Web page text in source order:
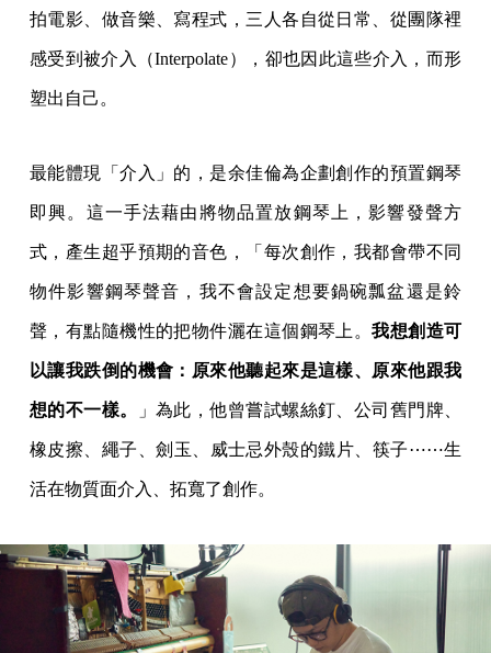
拍電影、做音樂、寫程式，三人各自從日常、從團隊裡
感受到被介入（Interpolate），卻也因此這些介入，而形
塑出自己。
最能體現「介入」的，是余佳倫為企劃創作的預置鋼琴
即興。這一手法藉由將物品置放鋼琴上，影響發聲方
式，產生超乎預期的音色，「每次創作，我都會帶不同
物件影響鋼琴聲音，我不會設定想要鍋碗瓢盆還是鈴
聲，有點隨機性的把物件灑在這個鋼琴上。我想創造可
以讓我跌倒的機會：原來他聽起來是這樣、原來他跟我
想的不一樣。 」為此，他曾嘗試螺絲釘、公司舊門牌、
橡皮擦、繩子、劍玉、威士忌外殼的鐵片、筷子⋯⋯生
活在物質面介入、拓寬了創作。